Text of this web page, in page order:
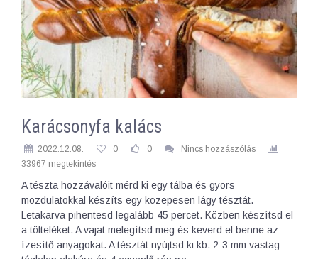
Karácsonyfa kalács
2022.12.08. 0 0
Nincs hozzászólás
33967 megtekintés
A tészta hozzávalóit mérd ki egy tálba és gyors
mozdulatokkal készíts egy közepesen lágy tésztát.
Letakarva pihentesd legalább 45 percet. Közben készítsd el
a tölteléket. A vajat melegítsd meg és keverd el benne az
ízesítő anyagokat. A tésztát nyújtsd ki kb. 2-3 mm vastag